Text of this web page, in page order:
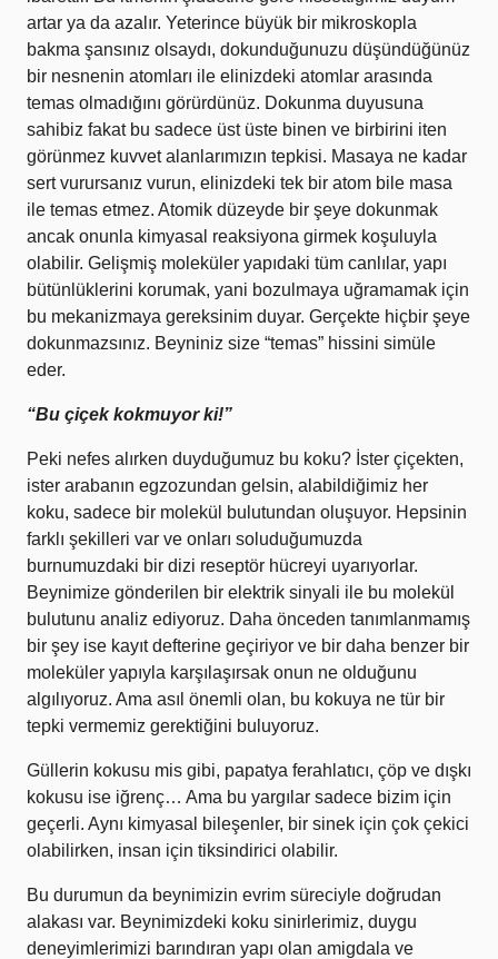
artar ya da azalır. Yeterince büyük bir mikroskopla
bakma şansınız olsaydı, dokunduğunuzu düşündüğünüz
bir nesnenin atomları ile elinizdeki atomlar arasında
temas olmadığını görürdünüz. Dokunma duyusuna
sahibiz fakat bu sadece üst üste binen ve birbirini iten
görünmez kuvvet alanlarımızın tepkisi. Masaya ne kadar
sert vurursanız vurun, elinizdeki tek bir atom bile masa
ile temas etmez. Atomik düzeyde bir şeye dokunmak
ancak onunla kimyasal reaksiyona girmek koşuluyla
olabilir. Gelişmiş moleküler yapıdaki tüm canlılar, yapı
bütünlüklerini korumak, yani bozulmaya uğramamak için
bu mekanizmaya gereksinim duyar. Gerçekte hiçbir şeye
dokunmazsınız. Beyniniz size “temas” hissini simüle
eder.
“Bu çiçek kokmuyor ki!”
Peki nefes alırken duyduğumuz bu koku? İster çiçekten,
ister arabanın egzozundan gelsin, alabildiğimiz her
koku, sadece bir molekül bulutundan oluşuyor. Hepsinin
farklı şekilleri var ve onları soluduğumuzda
burnumuzdaki bir dizi reseptör hücreyi uyarıyorlar.
Beynimize gönderilen bir elektrik sinyali ile bu molekül
bulutunu analiz ediyoruz. Daha önceden tanımlanmamış
bir şey ise kayıt defterine geçiriyor ve bir daha benzer bir
moleküler yapıyla karşılaşırsak onun ne olduğunu
algılıyoruz. Ama asıl önemli olan, bu kokuya ne tür bir
tepki vermemiz gerektiğini buluyoruz.
Güllerin kokusu mis gibi, papatya ferahlatıcı, çöp ve dışkı
kokusu ise iğrenç… Ama bu yargılar sadece bizim için
geçerli. Aynı kimyasal bileşenler, bir sinek için çok çekici
olabilirken, insan için tiksindirici olabilir.
Bu durumun da beynimizin evrim süreciyle doğrudan
alakası var. Beynimizdeki koku sinirlerimiz, duygu
deneyimlerimizi barındıran yapı olan amigdala ve